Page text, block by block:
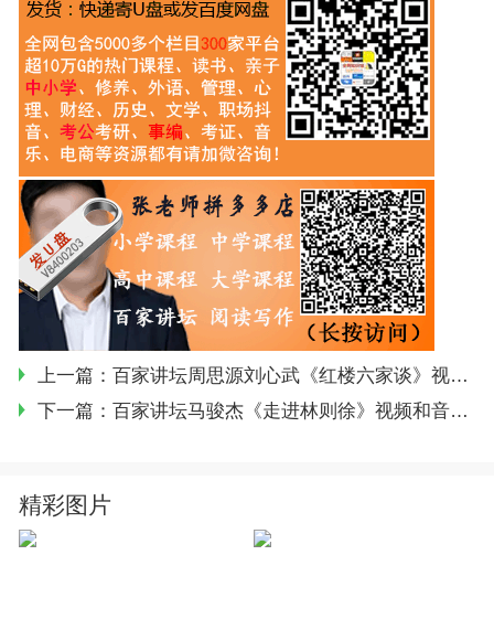
上一篇： 百家讲坛周思源刘心武《红楼六家谈》视频和音频全集 百度网盘下载
下一篇： 百家讲坛马骏杰《走进林则徐》视频和音频全集 百度网盘下载
精彩图片